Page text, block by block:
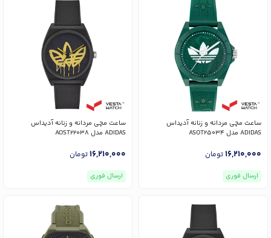
ساعت مچی مردانه و زنانه آدیداس
ADIDAS مدل ASOT25034
16,210,000تومان
ارسال فوری
ساعت مچی مردانه و زنانه آدیداس
ADIDAS مدل AOST22038
16,210,000تومان
ارسال فوری